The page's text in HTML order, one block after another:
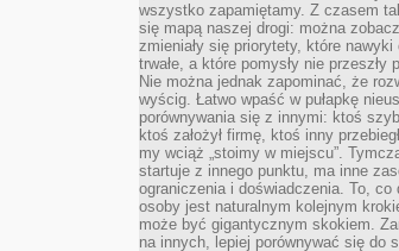
wszystko zapamiętamy. Z czasem
się mapą naszej drogi: można
zmieniały się priorytety, które nawyki
trwałe, a które pomysły nie przeszły
Nie można jednak zapominać, że
wyścig. Łatwo wpaść w pułapkę
porównywania się z innymi: ktoś
ktoś założył firmę, ktoś inny
my wciąż „stoimy w miejscu”.
startuje z innego punktu, ma inne
ograniczenia i doświadczenia. To, co
osoby jest naturalnym kolejnym
może być gigantycznym skokiem.
na innych, lepiej porównywać się do